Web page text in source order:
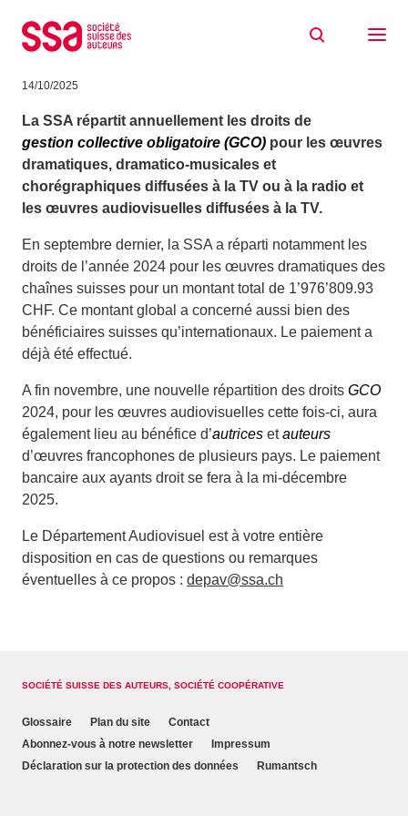
collective obligatoire 2024
14/10/2025
La SSA répartit annuellement les droits de
gestion collective obligatoire (GCO) pour les œuvres
dramatiques, dramatico-musicales et
chorégraphiques diffusées à la TV ou à la radio et
les œuvres audiovisuelles diffusées à la TV.
En septembre dernier, la SSA a réparti notamment les
droits de l’année 2024 pour les œuvres dramatiques des
chaînes suisses pour un montant total de 1’976’809.93
CHF. Ce montant global a concerné aussi bien des
bénéficiaires suisses qu’internationaux. Le paiement a
déjà été effectué.
A fin novembre, une nouvelle répartition des droits GCO
2024, pour les œuvres audiovisuelles cette fois-ci, aura
également lieu au bénéfice d’autrices etauteurs
d’œuvres francophones de plusieurs pays. Le paiement
bancaire aux ayants droit se fera à la mi-décembre
2025.
Le Département Audiovisuel est à votre entière
disposition en cas de questions ou remarques
éventuelles à ce propos : depav@ssa.ch
SOCIÉTÉ SUISSE DES AUTEURS, SOCIÉTÉ COOPÉRATIVE
Glossaire Plan du site
Contact
Abonnez-vous à notre newsletter
Impressum
Déclaration sur la protection des données
Rumantsch